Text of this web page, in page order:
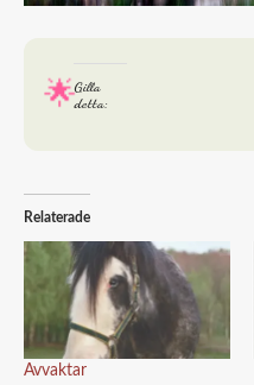
Gilla
detta:
Relaterade
Avvaktar